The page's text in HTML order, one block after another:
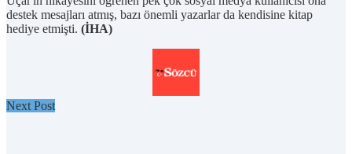
destek mesajları atmış, bazı önemli yazarlar da kendisine kitap
hediye etmişti. (İHA)
Next Post